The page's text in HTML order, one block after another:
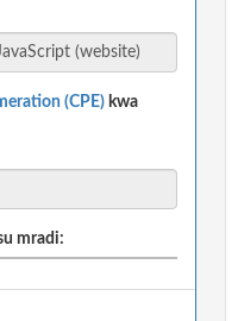
(CPE) kwa
mradi: